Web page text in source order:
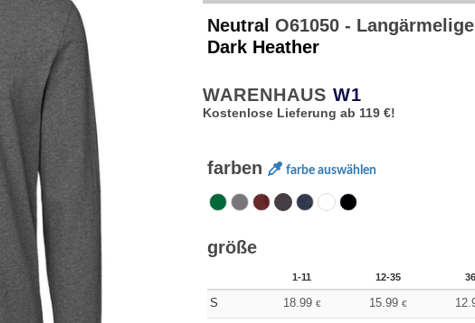
Neutral O61050 -
Dark Heather
WARENHAUS W1
Kostenlose Lieferung ab 119 €!
farben farbe auswählen
größe
1-11 12-35
S 18.99 € 15.99 €